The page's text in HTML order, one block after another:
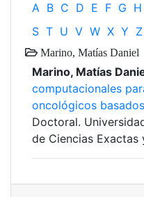
A B C D E F G H
S T U V W X Y Z
Marino, Matías Daniel
Marino, Matías
computacionales
oncológicos
Doctoral.
de Ciencias Exactas